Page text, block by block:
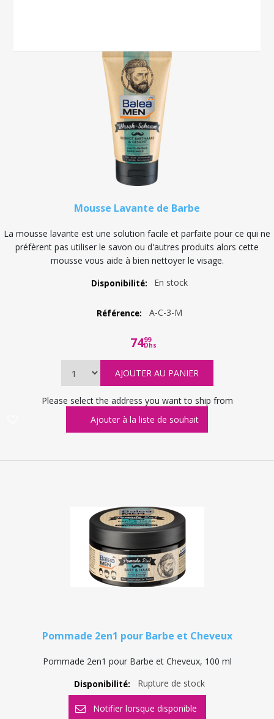
Mousse Lavante de Barbe
La mousse lavante est une solution facile et parfaite pour ce qui ne
préfèrent pas utiliser le savon ou d'autres produits alors cette
mousse vous aide à bien nettoyer le visage.
Disponibilité: En stock
Référence: A-C-3-M
7499
Dhs
Please select the address you want to ship from
Pommade 2en1 pour Barbe et Cheveux
Pommade 2en1 pour Barbe et Cheveux, 100 ml
Disponibilité: Rupture de stock